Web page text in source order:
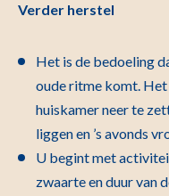
Verder herstel
Het is de bedoeling
oude ritme komt. Het
huiskamer neer te
liggen en ’s avonds
U begint met
zwaarte en duur van